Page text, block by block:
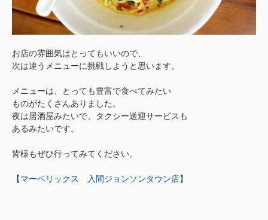
お店の雰囲気はとってもいいので、
次は違うメニューに挑戦しようと思います。
メニューは、とっても豊富で食べてみたい
ものがたくさんありました。
夜は居酒屋みたいで、タクシー送迎サービスも
あるみたいです。
皆様もぜひ行ってみてください。
【マーベリックス 入間ジョンソンタウン店】